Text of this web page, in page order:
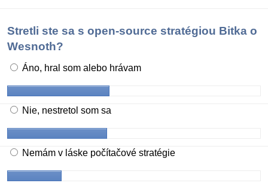
Stretli ste sa s open-source stratégiou Bitka o
Wesnoth?
Áno, hral som alebo hrávam
Nie, nestretol som sa
Nemám v láske počítačové stratégie